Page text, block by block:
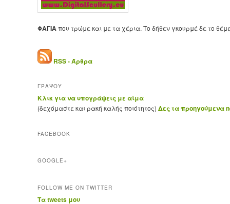
ΦΑΓΙΑπου τρώμε και με τα χέρια. Το δήθεν γκουρμέ δε το
RSS - Άρθρα
ΓΡΑΨΟΥ
Κλικ για να υπογράψεις με αίμα
(δεχόμαστε και ρακή καλής ποιότητος) Δες τα προηγούμενα
FACEBOOK
GOOGLE+
FOLLOW ME ON TWITTER
Τα tweets μου